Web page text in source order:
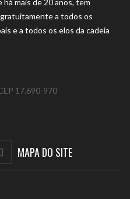
mais de 20 anos, tem
a todos os
e a todos os elos da cadeia
17.690-970
MAPA DO SITE